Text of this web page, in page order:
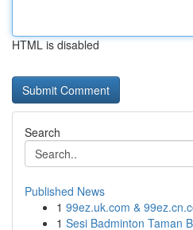
HTML is disabled
Search
Published News
1 99ez.uk.com &
1 Sesi Badminton Taman